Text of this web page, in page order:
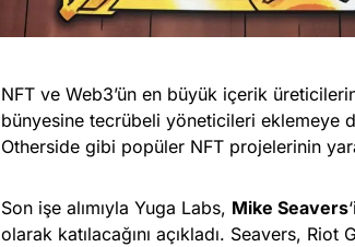
NFT ve Web3’ün en büyük içerik
bünyesine tecrübeli yöneticileri eklemeye
Otherside gibi popüler NFT projelerinin
Son işe alımıyla Yuga Labs, Mike Seavers
olarak katılacağını açıkladı. Seavers,